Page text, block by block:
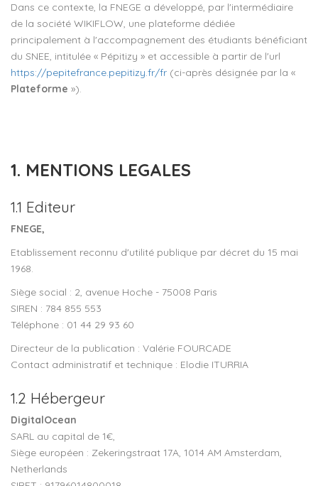
Dans ce contexte, la FNEGE a développé, par l'intermédiaire
de la société WIKIFLOW, une plateforme dédiée
principalement à l'accompagnement des étudiants bénéficiant
du SNEE, intitulée « Pépitizy » et accessible à partir de l'url
https://pepitefrance.pepitizy.fr/fr (ci-après désignée par la «
Plateforme »).
1. MENTIONS LEGALES
1.1 Editeur
FNEGE,
Etablissement reconnu d'utilité publique par décret du 15 mai
1968.
Siège social : 2, avenue Hoche - 75008 Paris
SIREN : 784 855 553
Téléphone : 01 44 29 93 60
Directeur de la publication : Valérie FOURCADE
Contact administratif et technique : Elodie ITURRIA
1.2 Hébergeur
DigitalOcean
SARL au capital de 1€,
Siège européen : Zekeringstraat 17A, 1014 AM Amsterdam,
Netherlands